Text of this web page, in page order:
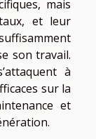
mais
et leur
son travail.
à
sur la
et